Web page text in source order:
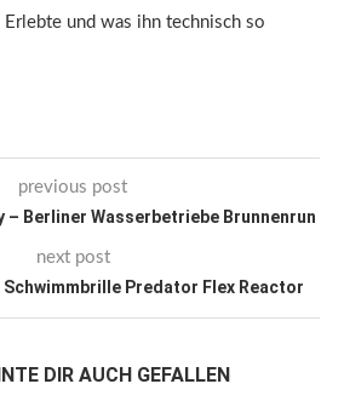
und was ihn technisch so
previous post
– Berliner Wasserbetriebe Brunnenrun
next post
Predator Flex Reactor
DIR AUCH GEFALLEN